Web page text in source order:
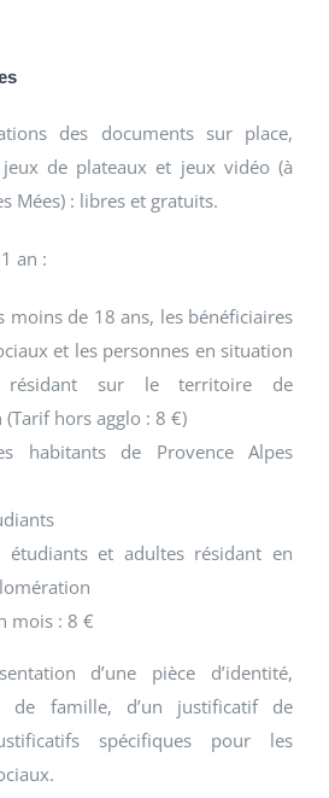
des documents sur place,
de plateaux et jeux vidéo (à
Mées) : libres et gratuits.
an :
moins de 18 ans, les bénéficiaires
et les personnes en situation
résidant sur le territoire de
(Tarif hors agglo : 8 €)
habitants de Provence Alpes
et adultes résidant en
mois : 8 €
d’une pièce d’identité,
de famille, d’un justificatif de
spécifiques pour les